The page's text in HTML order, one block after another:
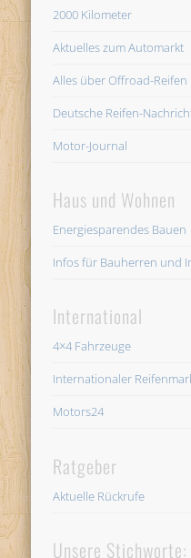
2000 Kilometer
Aktuelles zum Automarkt
Alles über Offroad-Reifen
Deutsche Reifen-
Motor-Journal
Haus und Wohnen
Energiesparendes Bauen
Infos für Bauherren und
International
4×4 Fahrzeuge
Internationaler
Motors24
Ratgeber
Aktuelle Rückrufe
Unsere Stichworte: